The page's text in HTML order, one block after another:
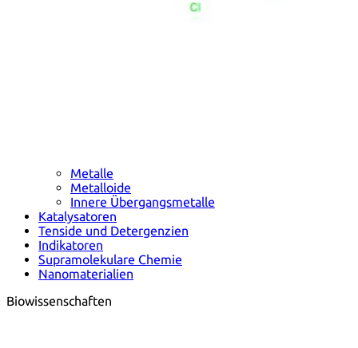
Metalle
Metalloide
Innere Übergangsmetalle
Katalysatoren
Tenside und Detergenzien
Indikatoren
Supramolekulare Chemie
Nanomaterialien
Biowissenschaften